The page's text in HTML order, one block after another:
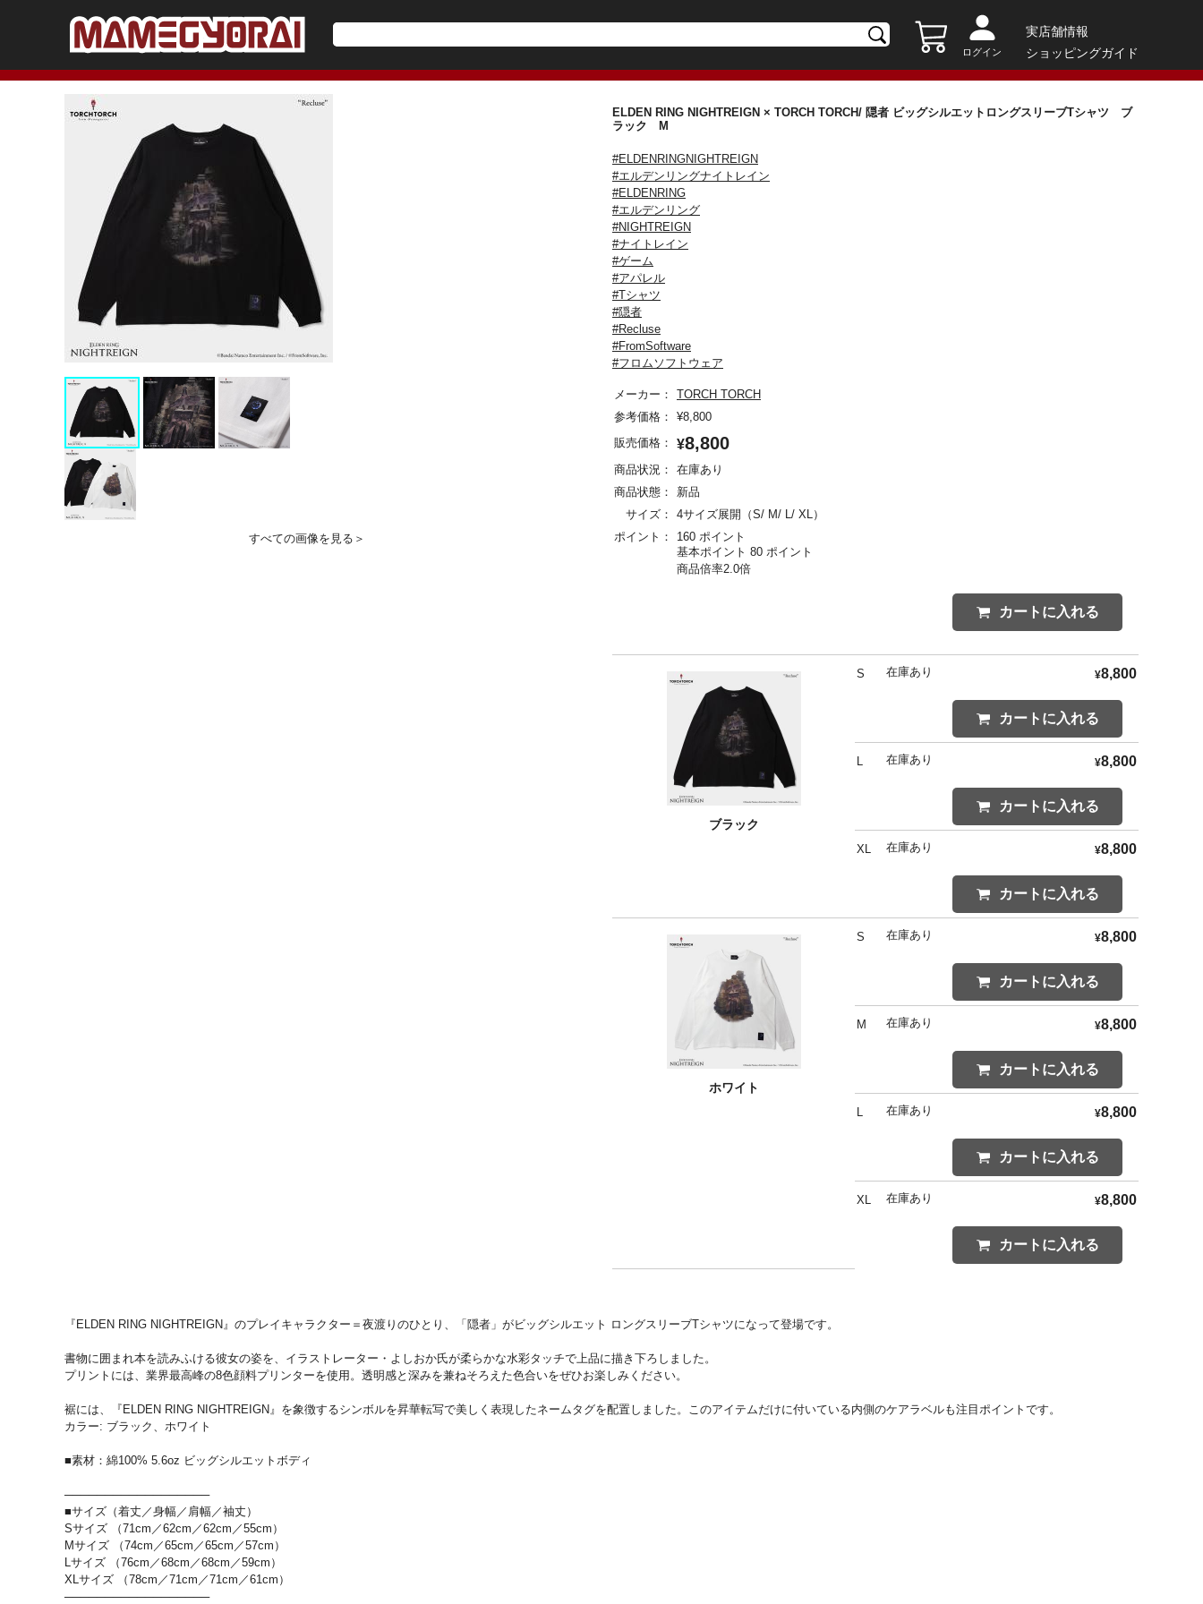
ログイン
実店舗情報
ショッピングガイド
すべての画像を見る＞
ELDEN RING NIGHTREIGN × TORCH TORCH/ 隠者 ビッグシルエットロングスリーブTシャツ ブ
ラック M
#ELDENRINGNIGHTREIGN
#エルデンリングナイトレイン
#ELDENRING
#エルデンリング
#NIGHTREIGN
#ナイトレイン
#ゲーム
#アパレル
#Tシャツ
#隠者
#Recluse
#FromSoftware
#フロムソフトウェア
メーカー：
TORCH TORCH
参考価格：
¥8,800
販売価格：
¥8,800
商品状況：
在庫あり
商品状態：
新品
サイズ：
4サイズ展開（S/ M/ L/ XL）
ポイント：
160 ポイント
基本ポイント 80 ポイント
商品倍率2.0倍
カートに入れる
ブラック
S 在庫あり ¥8,800
カートに入れる
L 在庫あり ¥8,800
カートに入れる
XL 在庫あり ¥8,800
カートに入れる
ホワイト
S 在庫あり ¥8,800
カートに入れる
M 在庫あり ¥8,800
カートに入れる
L 在庫あり ¥8,800
カートに入れる
XL 在庫あり ¥8,800
カートに入れる
『ELDEN RING NIGHTREIGN』のプレイキャラクター＝夜渡りのひとり、「隠者」がビッグシルエット ロングスリーブTシャツになって登場です。
書物に囲まれ本を読みふける彼女の姿を、イラストレーター・よしおか氏が柔らかな水彩タッチで上品に描き下ろしました。
プリントには、業界最高峰の8色顔料プリンターを使用。透明感と深みを兼ねそろえた色合いをぜひお楽しみください。
裾には、『ELDEN RING NIGHTREIGN』を象徴するシンボルを昇華転写で美しく表現したネームタグを配置しました。このアイテムだけに付いている内側のケアラベルも注目ポイントです。
カラー: ブラック、ホワイト
■素材：綿100% 5.6oz ビッグシルエットボディ
──────────────────
■サイズ（着丈／身幅／肩幅／袖丈）
Sサイズ （71cm／62cm／62cm／55cm）
Mサイズ （74cm／65cm／65cm／57cm）
Lサイズ （76cm／68cm／68cm／59cm）
XLサイズ （78cm／71cm／71cm／61cm）
──────────────────